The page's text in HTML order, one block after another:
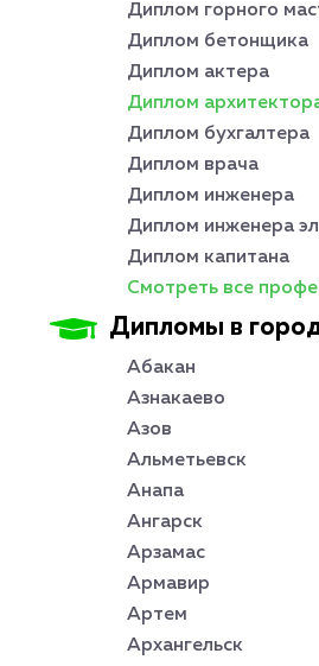
Диплом горного
Диплом бетонщика
Диплом актера
Диплом
Диплом бухгалтера
Диплом врача
Диплом инженера
Диплом инженера
Диплом капитана
Смотреть все
Дипломы в
Абакан
Азнакаево
Азов
Альметьевск
Анапа
Ангарск
Арзамас
Армавир
Артем
Архангельск